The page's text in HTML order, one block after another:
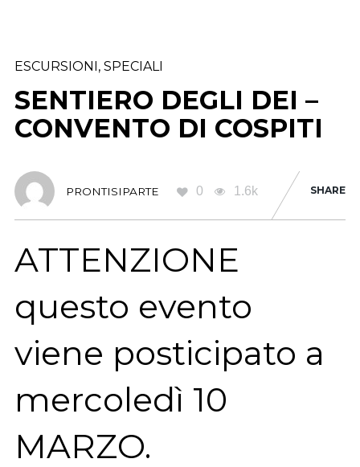
ESCURSIONI, SPECIALI
SENTIERO DEGLI DEI –
CONVENTO DI COSPITI
PRONTISIPARTE 0 1.6k SHARE
ATTENZIONE
questo evento
viene posticipato a
mercoledì 10
MARZO.